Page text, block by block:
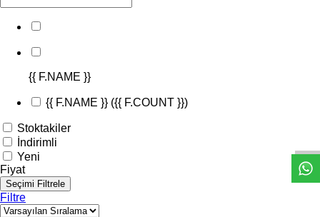
{{ F.NAME }}
{{ F.NAME }} ({{ F.COUNT }})
Stoktakiler
İndirimli
Yeni
Fiyat
Seçimi Filtrele
Filtre